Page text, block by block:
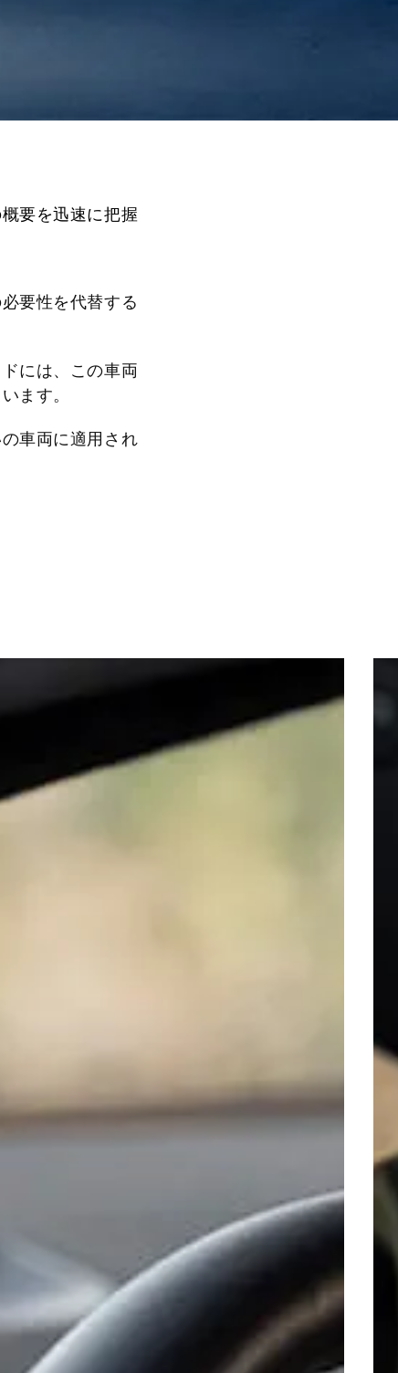
要を迅速に把握
要性を代替する
には、この車両
ます。
車両に適用され